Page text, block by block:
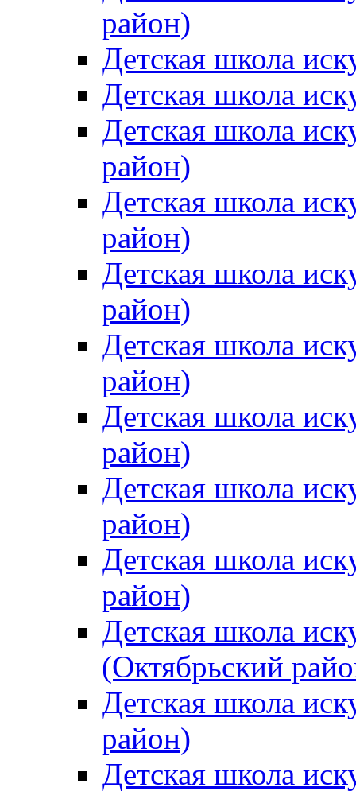
район)
Детская школа
Детская школа
Детская школа
район)
Детская школа
район)
Детская школа
район)
Детская школа
район)
Детская школа
район)
Детская школа
район)
Детская школа
район)
Детская школа
(Октябрьский
Детская школа
район)
Детская школа